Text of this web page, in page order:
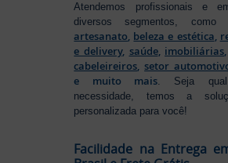
Atendemos profissionais e
diversos segmentos, como
artesanato, beleza e estética,
e delivery, saúde, imobiliárias,
cabeleireiros, setor
e muito mais. Seja
necessidade, temos a
personalizada para você!
Facilidade na Entrega